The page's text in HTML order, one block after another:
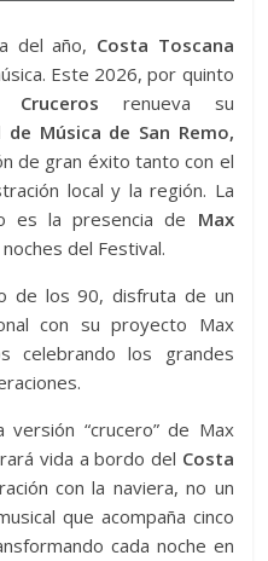
del año, Costa Toscana
Este 2026, por quinto
Cruceros renueva su
de Música de San Remo,
de gran éxito tanto con el
local y la región. La
es la presencia de Max
del Festival.
de los 90, disfruta de un
con su proyecto Max
celebrando los grandes
“crucero” de Max
vida a bordo del Costa
con la naviera, no un
que acompaña cinco
cada noche en